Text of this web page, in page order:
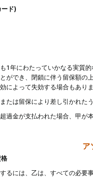
ド)
1年にわたっていかなる実質
ができ、閉鎖に伴う留保額の上
によって失効する場合もありま
たは留保により差し引かれた
過金が支払われた場合、甲が
ア
るには、乙は、すべての必要